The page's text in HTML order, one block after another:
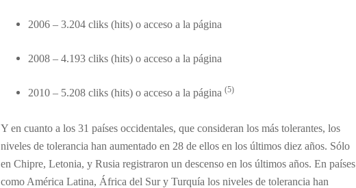
2006 – 3.204 cliks (hits) o acceso a la página
2008 – 4.193 cliks (hits) o acceso a la página
2010 – 5.208 cliks (hits) o acceso a la página (5)
Y en cuanto a los 31 países occidentales, que consideran los más tolerantes, los
niveles de tolerancia han aumentado en 28 de ellos en los últimos diez años. Sólo
en Chipre, Letonia, y Rusia registraron un descenso en los últimos años. En países
como América Latina, África del Sur y Turquía los niveles de tolerancia han